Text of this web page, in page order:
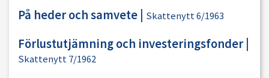
På heder och samvete Skattenytt 6/1963
Förlustutjämning och investeringsfonder|
Skattenytt 7/1962